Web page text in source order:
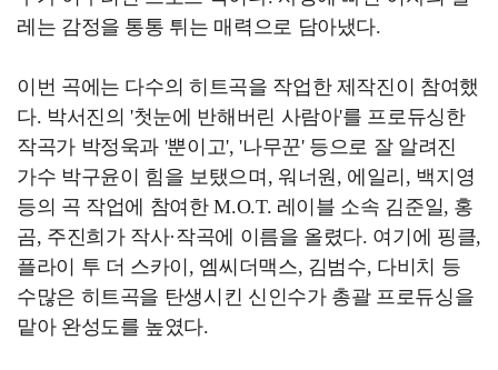
레는 감정을 통통 튀는 매력으로 담아냈다.
이번 곡에는 다수의 히트곡을 작업한 제작진이 참여했
다. 박서진의 '첫눈에 반해버린 사람아'를 프로듀싱한
작곡가 박정욱과 '뿐이고', '나무꾼' 등으로 잘 알려진
가수 박구윤이 힘을 보탰으며, 워너원, 에일리, 백지영
등의 곡 작업에 참여한 M.O.T. 레이블 소속 김준일, 홍
곰, 주진희가 작사·작곡에 이름을 올렸다. 여기에 핑클,
플라이 투 더 스카이, 엠씨더맥스, 김범수, 다비치 등
수많은 히트곡을 탄생시킨 신인수가 총괄 프로듀싱을
맡아 완성도를 높였다.